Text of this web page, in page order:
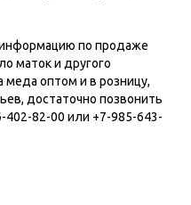
по продаже
маток и другого
меда оптом и в розницу,
достаточно позвонить
82-00 или +7-985-643-